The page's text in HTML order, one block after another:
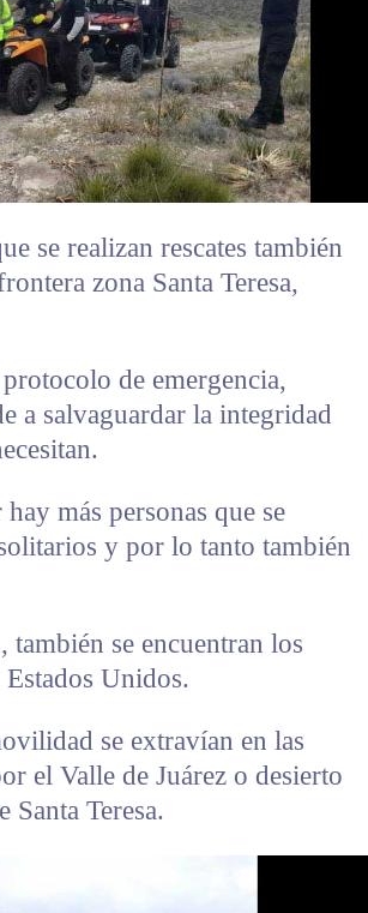
se realizan rescates también
zona Santa Teresa,
de emergencia,
a salvaguardar la integridad
más personas que se
y por lo tanto también
también se encuentran los
Unidos.
se extravían en las
el Valle de Juárez o desierto
Santa Teresa.